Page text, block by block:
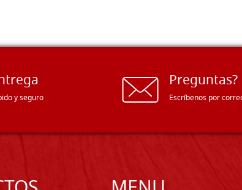
y seguro
Preguntas?
Escríbenos por